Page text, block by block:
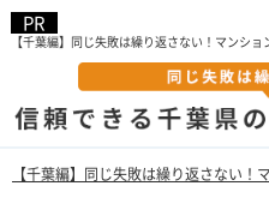
【千葉編】同じ失敗は繰り返さない！マンシ
【千葉編】同じ失敗は繰り返さない！